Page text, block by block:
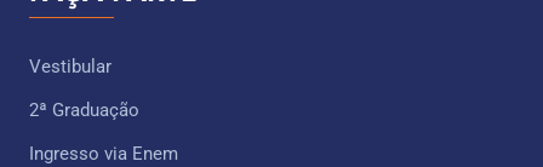
Vestibular
2ª Graduação
Ingresso via Enem